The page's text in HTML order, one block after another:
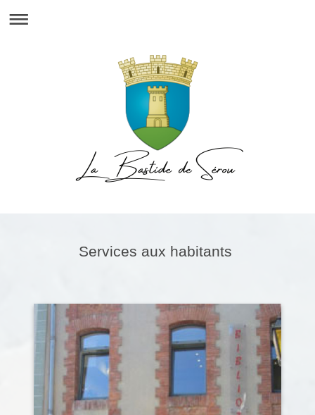
Services aux habitants